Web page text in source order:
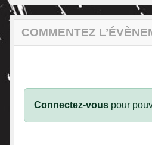
COMMENTEZ
Connectez-vous pour